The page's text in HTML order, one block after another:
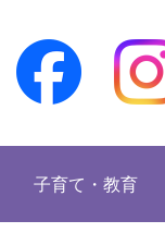
子育て・教育